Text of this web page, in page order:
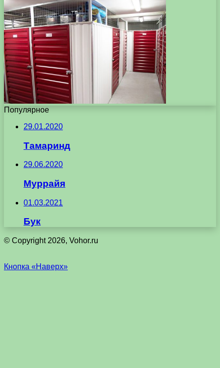
Популярное
29.01.2020
Тамаринд
29.06.2020
Муррайя
01.03.2021
Бук
© Copyright 2026, Vohor.ru
Кнопка «Наверх»